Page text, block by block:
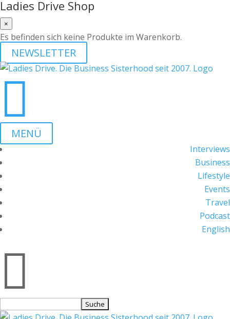
Ladies Drive Shop
×
Es befinden sich keine Produkte im Warenkorb.
NEWSLETTER

MENÜ
Interviews
Business
Lifestyle
Events
Travel
Podcast
English
